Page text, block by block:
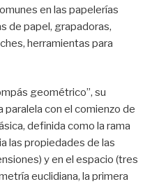
en las papelerías
de papel, grapadoras,
herramientas para
geométrico”, su
con el comienzo de
definida como la rama
las propiedades de las
y en el espacio (tres
euclidiana, la primera